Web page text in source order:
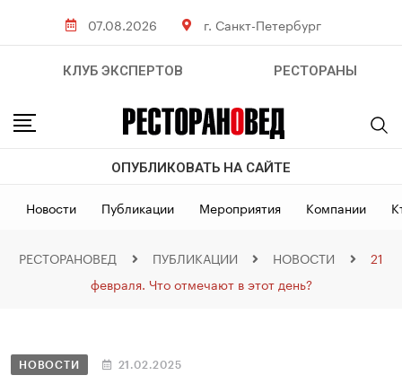
07.08.2026 г. Санкт-Петербург
КЛУБ ЭКСПЕРТОВ РЕСТОРАНЫ
ОПУБЛИКОВАТЬ НА САЙТЕ
Новости Публикации Мероприятия Компании
РЕСТОРАНОВЕД ПУБЛИКАЦИИ НОВОСТИ
21
февраля. Что отмечают в этот день?
НОВОСТИ 21.02.2025